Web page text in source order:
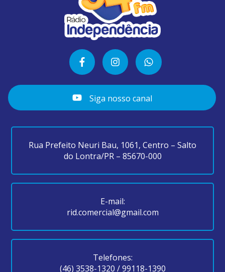
Siga nosso canal
Rua Prefeito Neuri Bau, 1061, Centro – Salto
do Lontra/PR – 85670-000
E-mail:
rid.comercial@gmail.com
Telefones:
(46) 3538-1320 /99118-1390